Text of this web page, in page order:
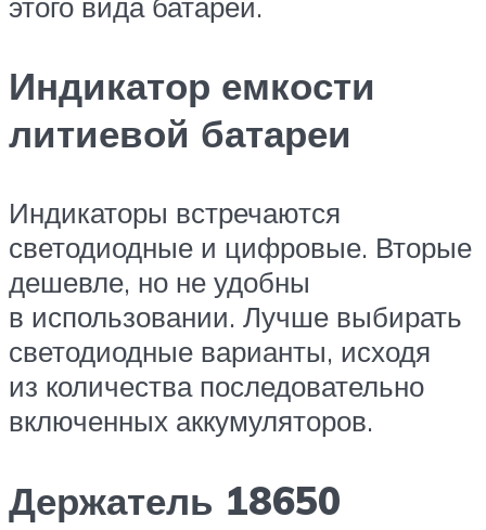
Индикатор емкости
литиевой батареи
Индикаторы встречаются
светодиодные и цифровые. Вторые
дешевле, но не удобны
в использовании. Лучше выбирать
светодиодные варианты, исходя
из количества последовательно
включенных аккумуляторов.
Держатель 18650